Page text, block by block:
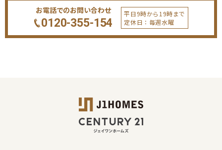
お電話でのお問い合わせ
0120-355-154
平日9時から19時まで
定休日：毎週水曜